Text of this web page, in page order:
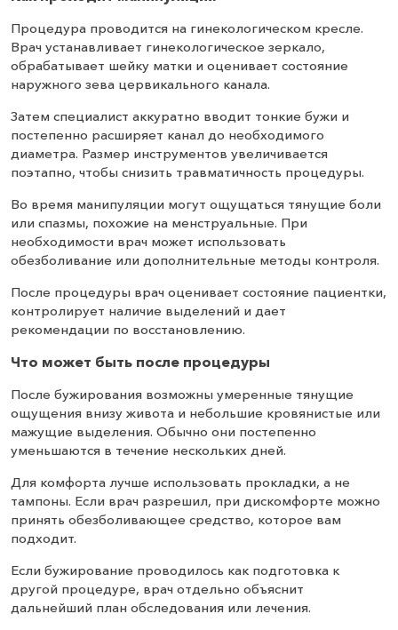
Процедура проводится на гинекологическом кресле.
Врач устанавливает гинекологическое зеркало,
обрабатывает шейку матки и оценивает состояние
наружного зева цервикального канала.
Затем специалист аккуратно вводит тонкие бужи и
постепенно расширяет канал до необходимого
диаметра. Размер инструментов увеличивается
поэтапно, чтобы снизить травматичность процедуры.
Во время манипуляции могут ощущаться тянущие боли
или спазмы, похожие на менструальные. При
необходимости врач может использовать
обезболивание или дополнительные методы контроля.
После процедуры врач оценивает состояние пациентки,
контролирует наличие выделений и дает
рекомендации по восстановлению.
Что может быть после процедуры
После бужирования возможны умеренные тянущие
ощущения внизу живота и небольшие кровянистые или
мажущие выделения. Обычно они постепенно
уменьшаются в течение нескольких дней.
Для комфорта лучше использовать прокладки, а не
тампоны. Если врач разрешил, при дискомфорте можно
принять обезболивающее средство, которое вам
подходит.
Если бужирование проводилось как подготовка к
другой процедуре, врач отдельно объяснит
дальнейший план обследования или лечения.